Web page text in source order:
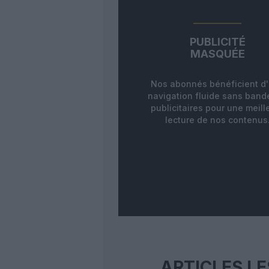
PUBLICITÉ
MASQUÉE
Nos abonnés bénéficient
navigation fluide sans
publicitaires pour une
lecture de nos contenus.